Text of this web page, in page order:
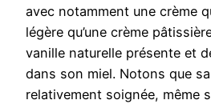
avec notamment une crème
légère qu’une crème
vanille naturelle présente et
dans son miel. Notons que
relativement soignée, même